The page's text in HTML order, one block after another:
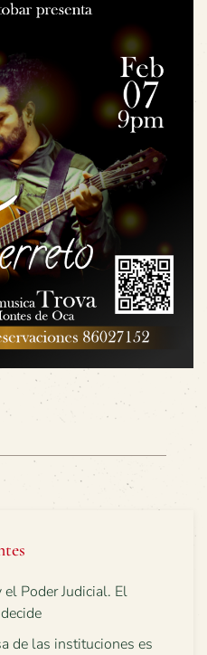
Poder Judicial. El
de las instituciones es